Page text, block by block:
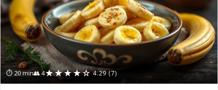
⏱ 20 min👥 4★★★★☆ 4.29 (7)